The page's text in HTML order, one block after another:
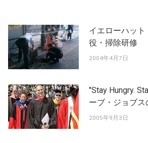
イエローハッ
役・掃除研修
2004年4月7日
"Stay Hungry.
ーブ・ジョブス
2005年9月3日